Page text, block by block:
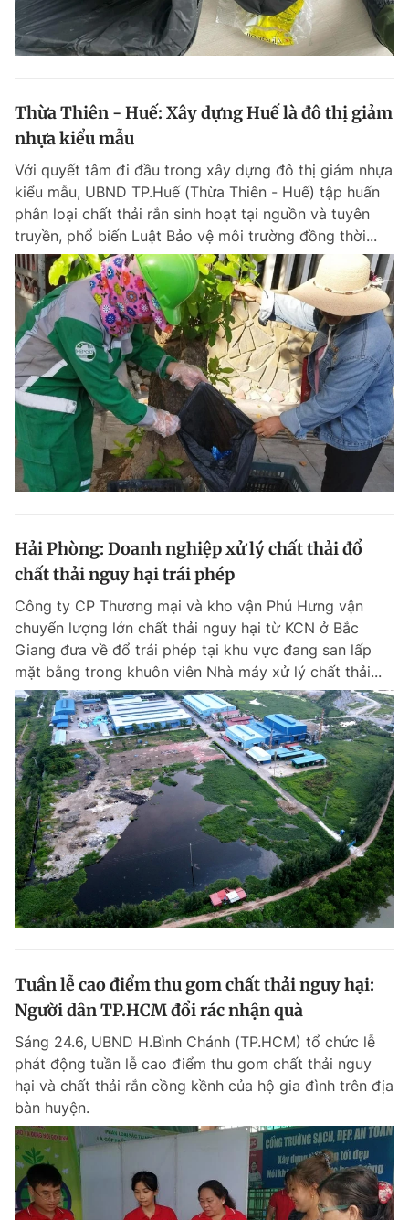
Thừa Thiên - Huế: Xây dựng Huế là đô thị giảm
nhựa kiểu mẫu
Với quyết tâm đi đầu trong xây dựng đô thị giảm nhựa
kiểu mẫu, UBND TP.Huế (Thừa Thiên - Huế) tập huấn
phân loại chất thải rắn sinh hoạt tại nguồn và tuyên
truyền, phổ biến Luật Bảo vệ môi trường đồng thời...
Hải Phòng: Doanh nghiệp xử lý chất thải đổ
chất thải nguy hại trái phép
Công ty CP Thương mại và kho vận Phú Hưng vận
chuyển lượng lớn chất thải nguy hại từ KCN ở Bắc
Giang đưa về đổ trái phép tại khu vực đang san lấp
mặt bằng trong khuôn viên Nhà máy xử lý chất thải...
Tuần lễ cao điểm thu gom chất thải nguy hại:
Người dân TP.HCM đổi rác nhận quà
Sáng 24.6, UBND H.Bình Chánh (TP.HCM) tổ chức lễ
phát động tuần lễ cao điểm thu gom chất thải nguy
hại và chất thải rắn cồng kềnh của hộ gia đình trên địa
bàn huyện.